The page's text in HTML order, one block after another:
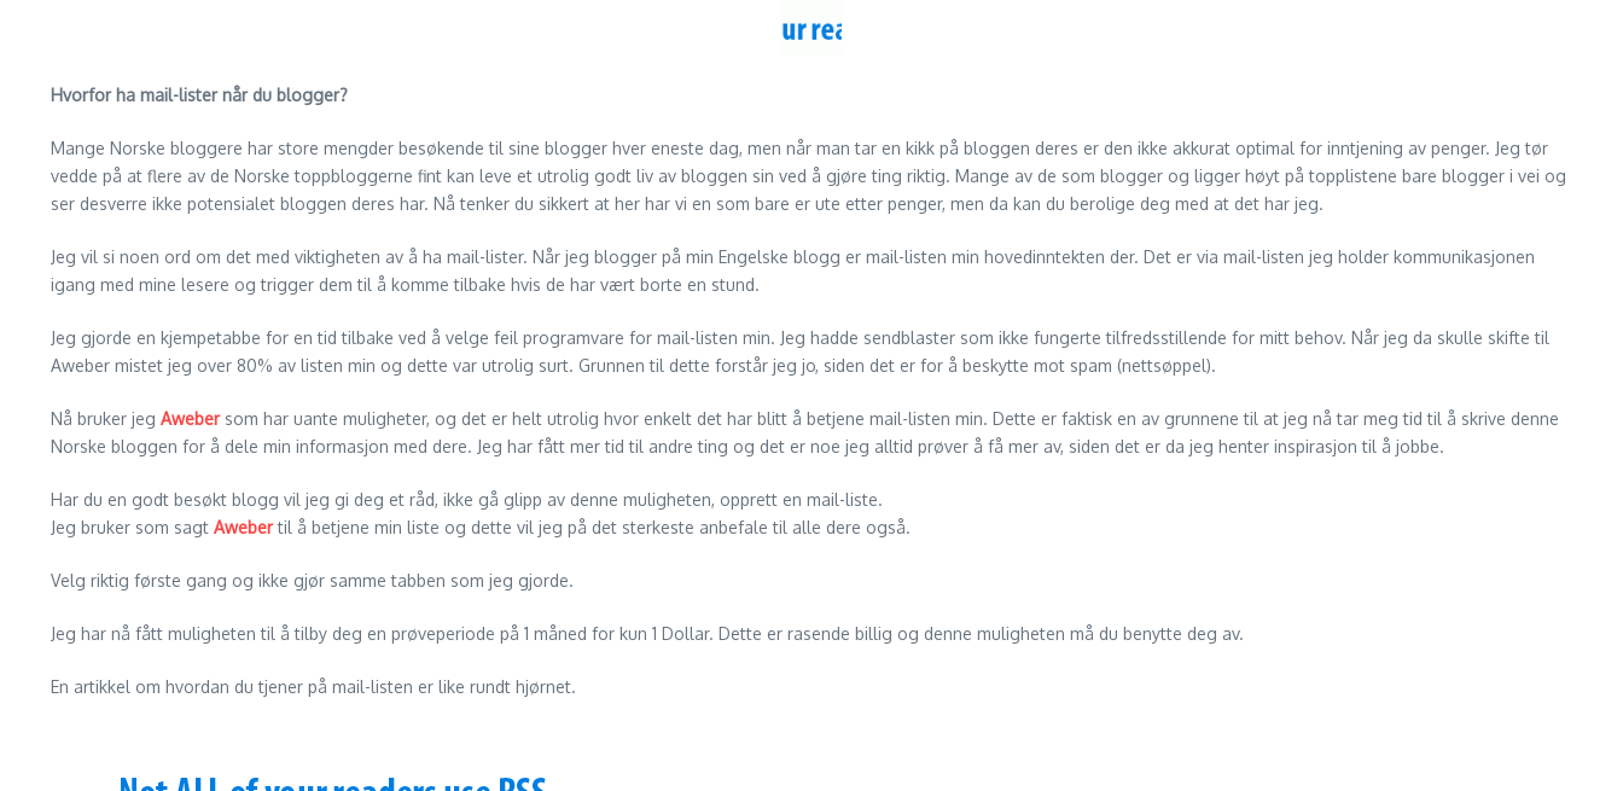
Hvorfor ha mail-lister når du blogger?
Mange Norske bloggere har store mengder besøkende til sine blogger hver eneste dag, men når man tar en kikk på bloggen deres er den ikke akkurat optimal for inntjening av penger. Jeg tør
vedde på at flere av de Norske toppbloggerne fint kan leve et utrolig godt liv av bloggen sin ved å gjøre ting riktig. Mange av de som blogger og ligger høyt på topplistene bare blogger i vei og
ser desverre ikke potensialet bloggen deres har. Nå tenker du sikkert at her har vi en som bare er ute etter penger, men da kan du berolige deg med at det har jeg.
Jeg vil si noen ord om det med viktigheten av å ha mail-lister. Når jeg blogger på min Engelske blogg er mail-listen min hovedinntekten der. Det er via mail-listen jeg holder kommunikasjonen
igang med mine lesere og trigger dem til å komme tilbake hvis de har vært borte en stund.
Jeg gjorde en kjempetabbe for en tid tilbake ved å velge feil programvare for mail-listen min. Jeg hadde sendblaster som ikke fungerte tilfredsstillende for mitt behov. Når jeg da skulle skifte til
Aweber mistet jeg over 80% av listen min og dette var utrolig surt. Grunnen til dette forstår jeg jo, siden det er for å beskytte mot spam (nettsøppel).
Nå bruker jeg Awebersom har uante muligheter, og det er helt utrolig hvor enkelt det har blitt å betjene mail-listen min. Dette er faktisk en av grunnene til at jeg nå tar meg tid til å skrive denne
Norske bloggen for å dele min informasjon med dere. Jeg har fått mer tid til andre ting og det er noe jeg alltid prøver å få mer av, siden det er da jeg henter inspirasjon til å jobbe.
Har du en godt besøkt blogg vil jeg gi deg et råd, ikke gå glipp av denne muligheten, opprett en mail-liste.
Jeg bruker som sagt Awebertil å betjene min liste og dette vil jeg på det sterkeste anbefale til alle dere også.
Velg riktig første gang og ikke gjør samme tabben som jeg gjorde.
Jeg har nå fått muligheten til å tilby deg en prøveperiode på 1 måned for kun 1 Dollar. Dette er rasende billig og denne muligheten må du benytte deg av.
En artikkel om hvordan du tjener på mail-listen er like rundt hjørnet.